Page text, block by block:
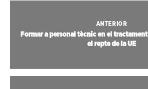
ANTERIOR
Formar a personal tècnic en el
el repte de la UE